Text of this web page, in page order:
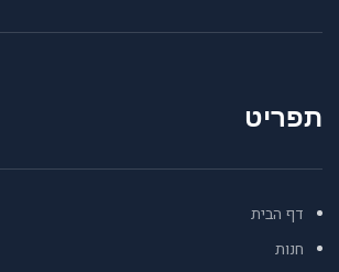
תפריט
דף הבית
חנות